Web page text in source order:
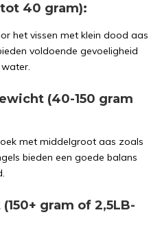
40 gram):
het vissen met klein dood aas
voldoende gevoeligheid
(40-150 gram
met middelgroot aas zoals
bieden een goede balans
gram of 2,5LB-